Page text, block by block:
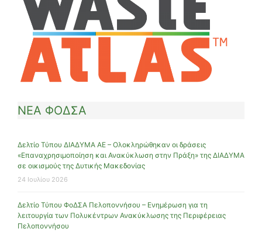
ΝΕΑ ΦΟΔΣΑ
Δελτίο Τύπου ΔΙΑΔΥΜΑ ΑΕ – Ολοκληρώθηκαν οι δράσεις
«Επαναχρησιμοποίηση και Ανακύκλωση στην Πράξη» της ΔΙΑΔΥΜΑ
σε οικισμούς της Δυτικής Μακεδονίας
24 Ιουλίου 2026
Δελτίο Τύπου ΦοΔΣΑ Πελοποννήσου – Ενημέρωση για τη
λειτουργία των Πολυκέντρων Ανακύκλωσης της Περιφέρειας
Πελοποννήσου